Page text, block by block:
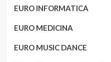
EURO INFORMATICA
EURO MEDICINA
EURO MUSIC DANCE